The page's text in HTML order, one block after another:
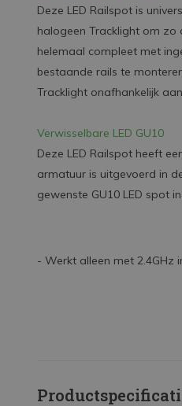
Deze LED Railspot is
halogeen Tracklight om zo
helemaal compleet met
bestaande rails te
Tracklight onafhankelijk
Verwisselbare LED GU10
Deze LED Railspot heeft
armatuur is uitgevoerd in
gewenste GU10 LED spot
- Werkt alleen met 2.4GHz